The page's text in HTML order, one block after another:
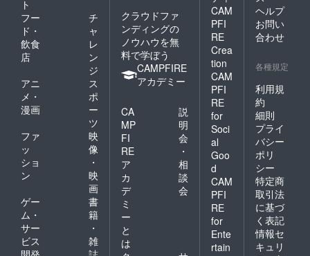
ト
フー
ド・
飲食
店
チ
ャ
レ
ン
ジ
アニ
メ・
漫画
ス
ポ
ー
ツ
ファ
ッ
ショ
ン
映
像
・
映
画
ゲー
ム・
サー
ビス
書
籍
・
雑
クラウドファ
ンディングの
ノウハウを無
料で学ぼう
CAMPFIRE
アカデミー
CA
MP
FI
RE
ア
カ
デ
ミ
ー
と
は
説
明
会
・
相
談
会
CAM
PFI
RE
Crea
tion
CAM
PFI
RE
for
Soci
al
Goo
d
CAM
PFI
RE
for
Ente
rtain
ヘルプ
お問い
合わせ
各種規定
利用規
約
細則
プライ
バシー
ポリ
シー
特定商
取引法
に基づ
く表記
情報セ
キュリ